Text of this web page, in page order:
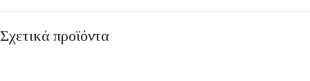
Σχετικά προϊόντα